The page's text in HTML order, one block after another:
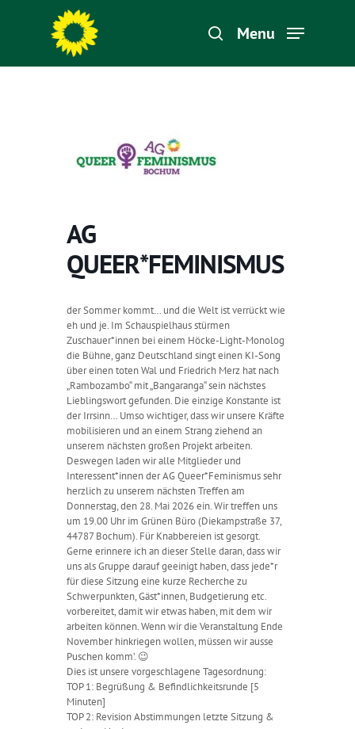
Menu
AG
QUEER*FEMINISMUS
der Sommer kommt… und die Welt ist verrückt wie
eh und je. Im Schauspielhaus stürmen
Zuschauer*innen bei einem Höcke-Light-Monolog
die Bühne, ganz Deutschland singt einen KI-Song
über einen toten Wal und Friedrich Merz hat nach
„Rambozambo“ mit „Bangaranga“ sein nächstes
Lieblingswort gefunden. Die einzige Konstante ist
der Irrsinn… Umso wichtiger, dass wir unsere Kräfte
mobilisieren und an einem Strang ziehend an
unserem nächsten großen Projekt arbeiten.
Deswegen laden wir alle Mitglieder und
Interessent*innen der AG Queer*Feminismus sehr
herzlich zu unserem nächsten Treffen am
Donnerstag, den 28. Mai 2026 ein. Wir treffen uns
um 19.00 Uhr im Grünen Büro (Diekampstraße 37,
44787 Bochum). Für Knabbereien ist gesorgt.
Gerne erinnere ich an dieser Stelle daran, dass wir
uns als Gruppe darauf geeinigt haben, dass jede*r
für diese Sitzung eine kurze Recherche zu
Schwerpunkten, Gäst*innen, Budgetierung etc.
vorbereitet, damit wir etwas haben, mit dem wir
arbeiten können. Wenn wir die Veranstaltung Ende
November hinkriegen wollen, müssen wir ausse
Puschen komm’. 😉
Dies ist unsere vorgeschlagene Tagesordnung:
TOP 1: Begrüßung & Befindlichkeitsrunde [5
Minuten]
TOP 2: Revision Abstimmungen letzte Sitzung &